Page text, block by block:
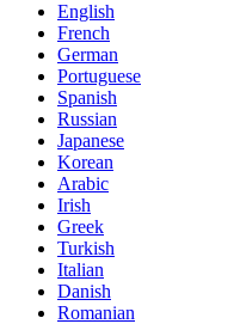
English
French
German
Portuguese
Spanish
Russian
Japanese
Korean
Arabic
Irish
Greek
Turkish
Italian
Danish
Romanian